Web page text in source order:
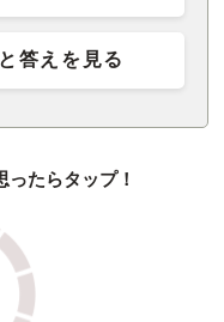
答えを見る
たらタップ！